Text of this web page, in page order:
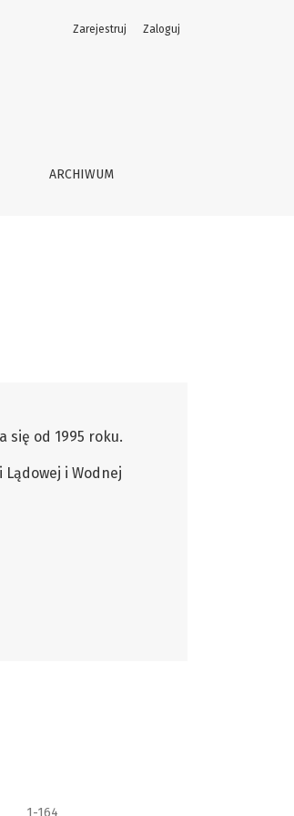
ARCHIWUM
Zarejestruj Zaloguj
się od 1995 roku.
i Wodnej
1-164